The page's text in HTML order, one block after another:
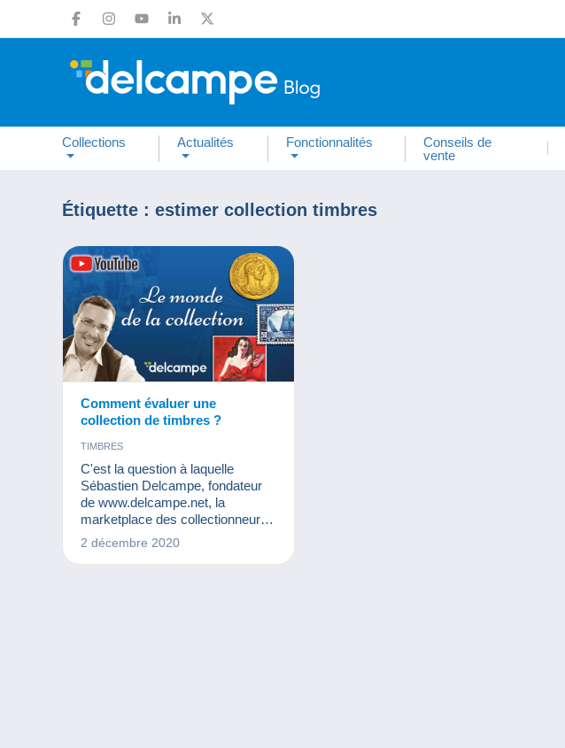
Collections Actualités Fonctionnalités
Conseils de
vente
Étiquette : estimer collection timbres
Comment évaluer une
collection de timbres ?
TIMBRES
C'est la question à laquelle
Sébastien Delcampe, fondateur
de www.delcampe.net, la
marketplace des collectionneurs,
va tenter de répondre au travers
2 décembre 2020